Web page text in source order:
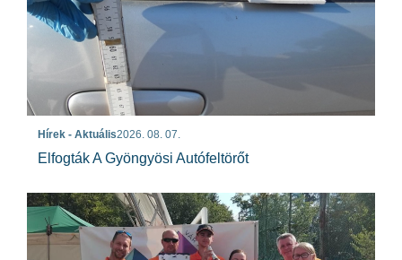
Hírek - Aktuális2026. 08. 07.
Elfogták A Gyöngyösi Autófeltörőt